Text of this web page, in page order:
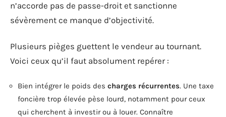
n’accorde pas de passe-droit et sanctionne
sévèrement ce manque d’objectivité.
Plusieurs pièges guettent le vendeur au tournant.
Voici ceux qu’il faut absolument repérer :
Bien intégrer le poids des charges récurrentes. Une taxe
foncière trop élevée pèse lourd, notamment pour ceux
qui cherchent à investir ou à louer. Connaître